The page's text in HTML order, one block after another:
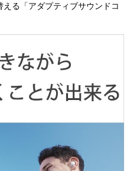
る「アダプティブサウンドコ